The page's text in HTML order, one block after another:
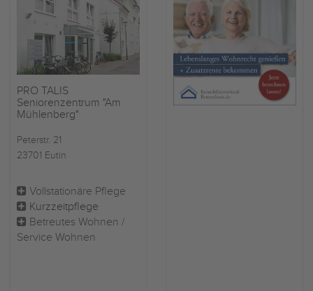
PRO TALIS
Seniorenzentrum "Am
Mühlenberg"
Peterstr. 21
23701 Eutin
Vollstationäre Pflege
Kurzzeitpflege
Betreutes Wohnen /
Service Wohnen